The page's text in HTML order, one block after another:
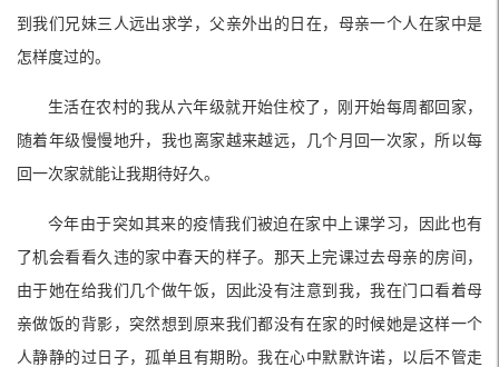
到我们兄妹三人远出求学，父亲外出的日在，母亲一个人在家中是
怎样度过的。
生活在农村的我从六年级就开始住校了，刚开始每周都回家，
随着年级慢慢地升，我也离家越来越远，几个月回一次家，所以每
回一次家就能让我期待好久。
今年由于突如其来的疫情我们被迫在家中上课学习，因此也有
了机会看看久违的家中春天的样子。那天上完课过去母亲的房间，
由于她在给我们几个做午饭，因此没有注意到我，我在门口看着母
亲做饭的背影，突然想到原来我们都没有在家的时候她是这样一个
人静静的过日子，孤单且有期盼。我在心中默默许诺，以后不管走